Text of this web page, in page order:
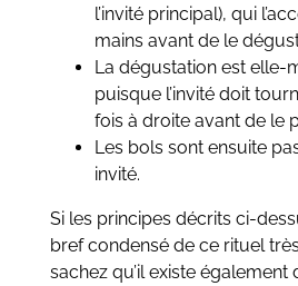
l’invité principal), qui
mains avant de le
La dégustation est elle-
puisque l’invité doit
fois à droite avant de le
Les bols sont ensuite
invité.
Si les principes décrits ci-
bref condensé de ce rituel
sachez qu’il existe également